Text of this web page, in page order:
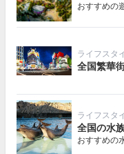
おすすめの
ライフスタ
全国繁華
ライフスタ
全国の水
おすすめの